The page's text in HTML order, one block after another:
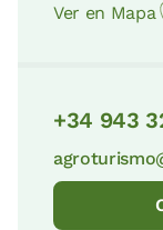
Ver en Mapa
+34 943